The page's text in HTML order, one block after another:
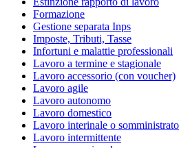
Formazione
Gestione separata Inps
Imposte, Tributi, Tasse
Infortuni e malattie professionali
Lavoro a termine e stagionale
Lavoro accessorio (con voucher)
Lavoro agile
Lavoro autonomo
Lavoro domestico
Lavoro interinale o somministrato
Lavoro intermittente